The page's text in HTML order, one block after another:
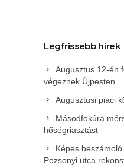
Legfrissebb hírek
Augusztus 12-én
végeznek Újpesten
Augusztusi piaci
Másodfokúra
hőségriasztást
Képes
Pozsonyi utca